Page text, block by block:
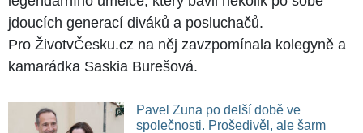
jdoucích generací diváků a posluchačů.
Pro ŽivotvČesku.cz na něj zavzpomínala kolegyně a
kamarádka Saskia Burešová.
Pavel Zuna po delší době ve
společnosti. Prošedivěl, ale šarm